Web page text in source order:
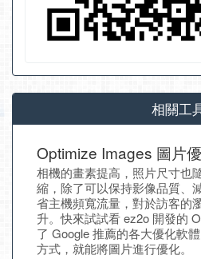
相關工
Optimize Images 圖片
相機的畫素提高，照片尺寸也
縮，除了可以保持影像品質、
省主機頻寬流量，對於訪客的
升。快來試試看 ez2o 開發的
了 Google 推薦的各大優化軟
方式，就能將圖片進行優化。